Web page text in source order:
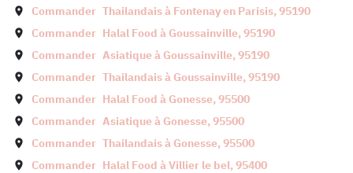
Commander Thailandais à Fontenay en Parisis,95190
Commander Halal Food à Goussainville,95190
Commander Asiatique à Goussainville,95190
Commander Thailandais à Goussainville,95190
Commander Halal Food à Gonesse,95500
Commander Asiatique à Gonesse,95500
Commander Thailandais à Gonesse,95500
Commander Halal Food àVillier le bel,95400